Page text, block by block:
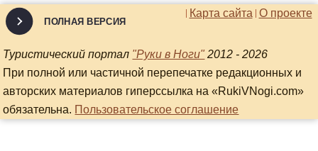
О проекте
Карта сайта
ПОЛНАЯ ВЕРСИЯ
Туристический портал "Руки в Ноги" 2012 - 2026
При полной или частичной перепечатке редакционных и
авторских материалов гиперссылка на «RukiVNogi.com»
обязательна. Пользовательское соглашение